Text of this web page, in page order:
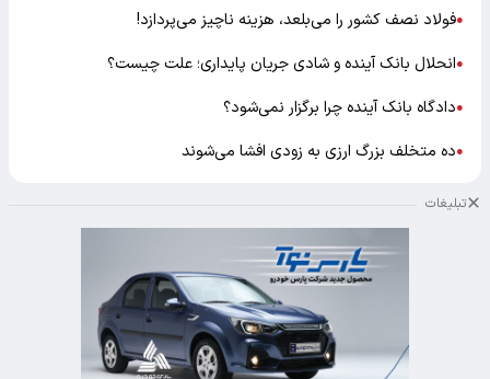
●فولاد نصف کشور را می‌بلعد، هزینه ناچیز می‌پردازد!
●انحلال بانک آینده و شادی جریان پایداری؛ علت چیست؟
●دادگاه بانک آینده چرا برگزار نمی‌شود؟
●ده متخلف بزرگ ارزی به زودی افشا می‌شوند
تبلیغات